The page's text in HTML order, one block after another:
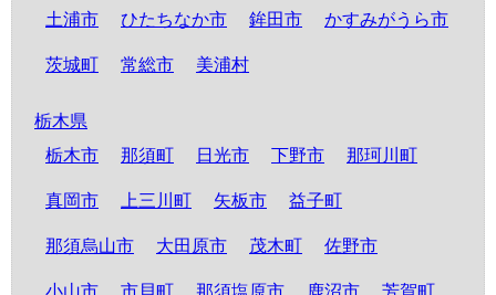
土浦市 ひたちなか市 鉾田市 かすみがうら市
茨城町 常総市 美浦村
栃木県
栃木市
那須町 日光市 下野市 那珂川町
真岡市 上三川町 矢板市 益子町
那須烏山市 大田原市 茂木町 佐野市
小山市 市貝町 那須塩原市 鹿沼市 芳賀町